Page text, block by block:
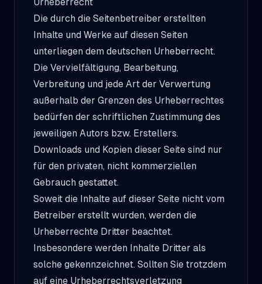
Die durch die Seitenbetreiber erstellten
Inhalte und Werke auf diesen Seiten
unterliegen dem deutschen Urheberrecht.
Die Vervielfältigung, Bearbeitung,
Verbreitung und jede Art der Verwertung
außerhalb der Grenzen des Urheberrechtes
bedürfen der schriftlichen Zustimmung des
jeweiligen Autors bzw. Erstellers.
Downloads und Kopien dieser Seite sind nur
für den privaten, nicht kommerziellen
Gebrauch gestattet.
Soweit die Inhalte auf dieser Seite nicht vom
Betreiber erstellt wurden, werden die
Urheberrechte Dritter beachtet.
Insbesondere werden Inhalte Dritter als
solche gekennzeichnet. Sollten Sie trotzdem
auf eine Urheberrechtsverletzung